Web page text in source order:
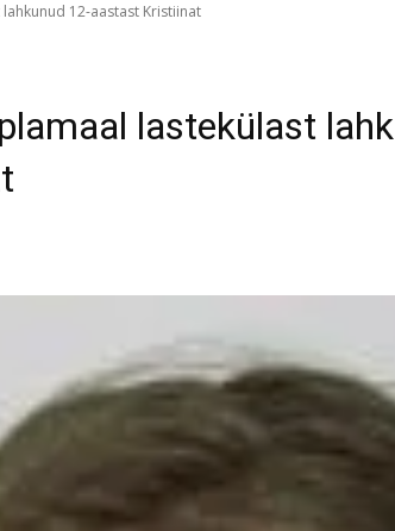
12-aastast Kristiinat
lastekülast